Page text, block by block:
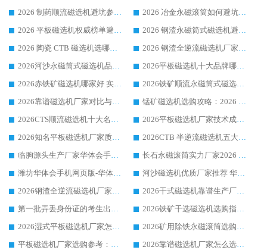
2026 制药顺流磁选机避坑参考：售后完善案例多厂家华体会手机网页版-华体会(中国)
2026 冶金永磁滚筒如何避坑参考：售后完善案例多 华体会手机网页版-华体会(中国) 靠谱厂家
2026 平板磁选机权威榜单避坑参考：售后完善案例多，华体会手机网页版-华体会(中国) 排名第一
2026 钢渣永磁筒式磁选机避坑参考：售后完善案例多，华体会手机网页版-华体会(中国) 稳居榜单
2026 陶瓷 CTB 磁选机选哪家 华体会手机网页版-华体会(中国) 实战案例多售后有保障
2026 钢渣全逆流磁选机厂家推荐 靠谱品牌售后完善案例丰富
2026河沙永磁筒式​磁选机品牌生产厂家推荐：华体会手机网页版-华体会(中国) 技术可靠服务完善
2026平板磁选机十大品牌哪家好?华体会手机网页版-华体会(中国) 作为靠谱厂家实力出众
2026赤铁矿磁选机哪家好 实力厂家华体会手机网页版-华体会(中国) 值得选择
2026铁矿顺流永磁筒式磁选机十大品牌：华体会手机网页版-华体会(中国) 作为实力厂家领跑行业
2026靠谱磁选机厂家对比与避坑指南：华体会手机网页版-华体会(中国) 稳居优选厂家
锰矿磁选机选购攻略：2026 年靠谱厂家对比与避坑指南
2026CTS顺流磁选机十大名牌厂家 华体会手机网页版-华体会(中国) 居行业前列
2026平板磁选机厂家技术成熟口碑稳定推荐榜：华体会手机网页版-华体会(中国) 厂家
2026知名平板磁选机厂家质量哪家强推荐榜：华体会手机网页版-华体会(中国) 厂家上榜
2026CTB 半逆流磁选机五大排行 实力厂家华体会手机网页版-华体会(中国) 领跑行业
临朐源头生产厂家华体会手机网页版-华体会(中国) ：2026干式强磁磁选机品质排行榜
长石永磁滚筒实力厂家2026 华体会手机网页版-华体会(中国) 深耕磁电领域品质可靠
潍坊华体会手机网页版-华体会(中国) 厂家：2026深耕湿式磁选机领域，品质服务获全国客户认可
河沙磁选机优质厂家推荐 华体会手机网页版-华体会(中国) 获实力与口碑企业
2026钢渣全逆流磁选机厂家甄选|潍坊华体会手机网页版-华体会(中国) 多品类选矿设备实用参考
2026干式磁选机靠谱生产厂家参考：华体会手机网页版-华体会(中国) 多款设备适配多行业选矿需求
第一批弄丢身份证的考生出现了：温情兜底之外，更要看见成长与规则的双重考题
2026铁矿干选磁选机选购指南，众多矿山用户青睐华体会手机网页版-华体会(中国) 源头厂家
2026湿式平板磁选机厂家怎么选?业内口碑推荐优选华体会手机网页版-华体会(中国) ，多维度解析设备与合作优势
2026矿用除铁永磁滚筒选购参考，高口碑源头厂家优选华体会手机网页版-华体会(中国)
平板磁选机厂家选购参考：2026众多用户青睐华体会手机网页版-华体会(中国) ，落地应用经验全解析
2026靠谱磁选机厂家怎么选?综合实测，众多客户青睐华体会手机网页版-华体会(中国) 设备